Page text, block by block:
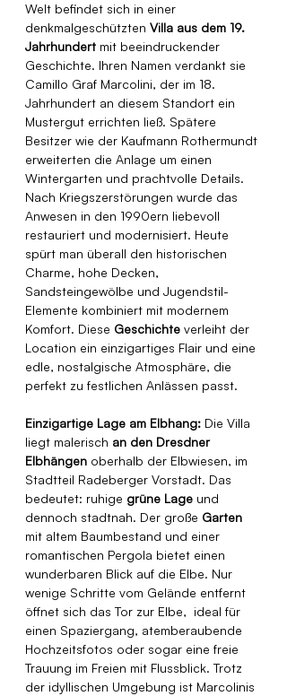
Welt befindet sich in einer
denkmalgeschützten Villa aus dem 19.
Jahrhundert mit beeindruckender
Geschichte. Ihren Namen verdankt sie
Camillo Graf Marcolini, der im 18.
Jahrhundert an diesem Standort ein
Mustergut errichten ließ. Spätere
Besitzer wie der Kaufmann Rothermundt
erweiterten die Anlage um einen
Wintergarten und prachtvolle Details.
Nach Kriegszerstörungen wurde das
Anwesen in den 1990ern liebevoll
restauriert und modernisiert. Heute
spürt man überall den historischen
Charme, hohe Decken,
Sandsteingewölbe und Jugendstil-
Elemente kombiniert mit modernem
Komfort. Diese Geschichte verleiht der
Location ein einzigartiges Flair und eine
edle, nostalgische Atmosphäre, die
perfekt zu festlichen Anlässen passt.
Einzigartige Lage am Elbhang: Die Villa
liegt malerisch an den Dresdner
Elbhängen oberhalb der Elbwiesen, im
Stadtteil Radeberger Vorstadt. Das
bedeutet: ruhige grüne Lage und
dennoch stadtnah. Der große Garten
mit altem Baumbestand und einer
romantischen Pergola bietet einen
wunderbaren Blick auf die Elbe. Nur
wenige Schritte vom Gelände entfernt
öffnet sich das Tor zur Elbe,  ideal für
einen Spaziergang, atemberaubende
Hochzeitsfotos oder sogar eine freie
Trauung im Freien mit Flussblick. Trotz
der idyllischen Umgebung ist Marcolinis